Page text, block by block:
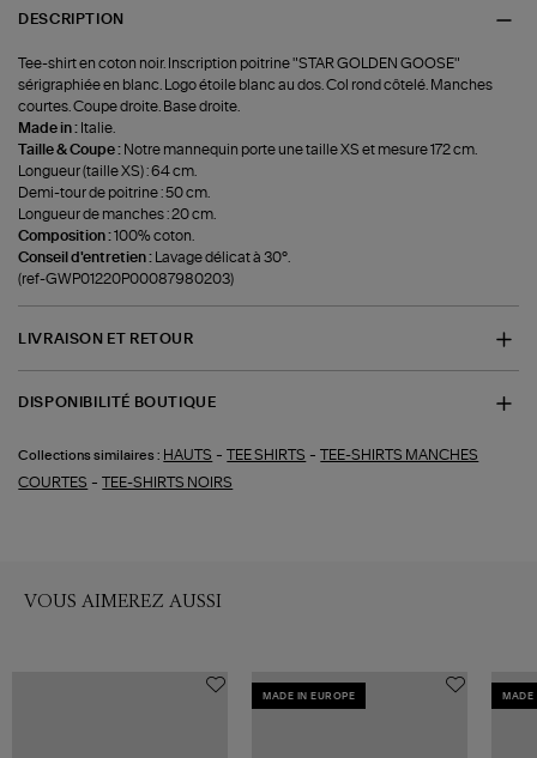
DESCRIPTION
Tee-shirt en coton noir. Inscription poitrine "STAR GOLDEN GOOSE"
sérigraphiée en blanc. Logo étoile blanc au dos. Col rond côtelé. Manches
courtes. Coupe droite. Base droite.
Made in : Italie.
Taille & Coupe : Notre mannequin porte une taille XS et mesure 172 cm.
Longueur (taille XS) : 64 cm.
Demi-tour de poitrine : 50 cm.
Longueur de manches : 20 cm.
Composition :100% coton.
Conseil d'entretien :
Lavage délicat à 30°.
(ref-GWP01220P00087980203)
LIVRAISON ET RETOUR
DISPONIBILITÉ BOUTIQUE
Collections similaires : HAUTS -TEE SHIRTS -TEE-SHIRTS MANCHES
COURTES -TEE-SHIRTS NOIRS
VOUS AIMEREZ AUSSI
MADE IN EUROPE MADE